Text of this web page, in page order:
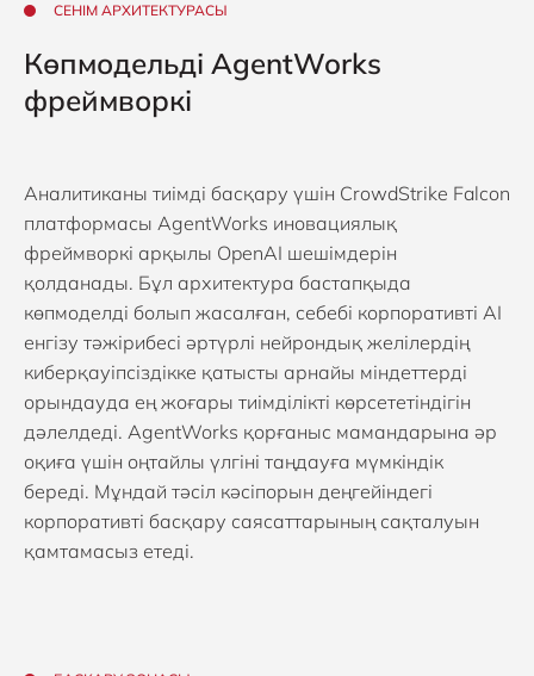
СЕНІМ АРХИТЕКТУРАСЫ
Көпмодельді AgentWorks
фреймворкі
Аналитиканы тиімді басқару үшін CrowdStrike Falcon
платформасы AgentWorks иновациялық
фреймворкі арқылы OpenAI шешімдерін
қолданады. Бұл архитектура бастапқыда
көпмоделді болып жасалған, себебі корпоративті AI
енгізу тәжірибесі әртүрлі нейрондық желілердің
киберқауіпсіздікке қатысты арнайы міндеттерді
орындауда ең жоғары тиімділікті көрсететіндігін
дәлелдеді. AgentWorks қорғаныс мамандарына әр
оқиға үшін оңтайлы үлгіні таңдауға мүмкіндік
береді. Мұндай тәсіл кәсіпорын деңгейіндегі
корпоративті басқару саясаттарының сақталуын
қамтамасыз етеді.